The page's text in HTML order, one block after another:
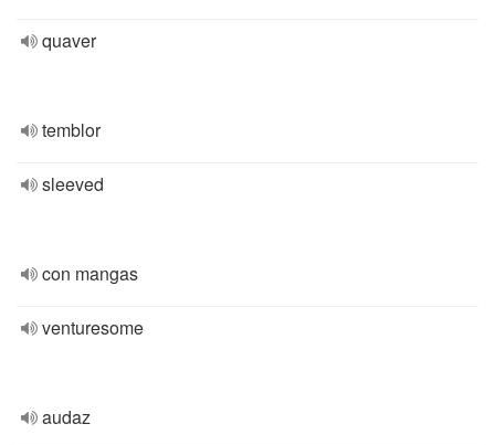
quaver
temblor
sleeved
con mangas
venturesome
audaz